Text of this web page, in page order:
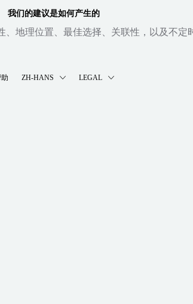
我们的建议是如何产生的
地理位置、最佳选择、关联性，以及不定
ZH-HANS LEGAL